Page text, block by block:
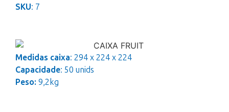
SKU: 7
Medidas caixa: 294 x 224 x 224
Capacidade: 50 unids
Peso: 9,2kg